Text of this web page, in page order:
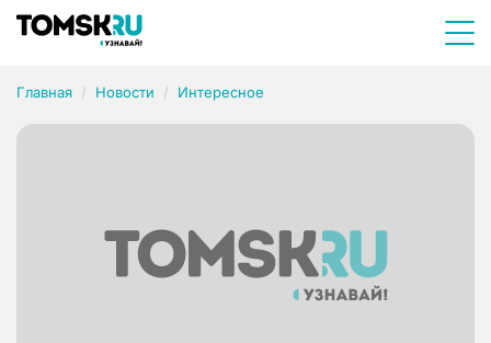
Главная Новости Интересное